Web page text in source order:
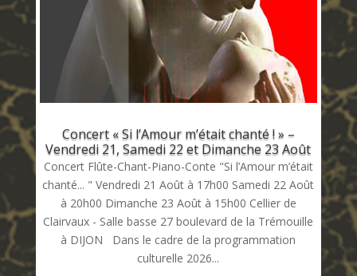
Concert « Si l’Amour m’était chanté ! » –
Vendredi 21, Samedi 22 et Dimanche 23 Août
Concert Flûte-Chant-Piano-Conte "Si l’Amour m’était
chanté... " Vendredi 21 Août à 17h00 Samedi 22 Août
à 20h00 Dimanche 23 Août à 15h00 Cellier de
Clairvaux - Salle basse 27 boulevard de la Trémouille
à DIJON Dans le cadre de la programmation
culturelle 2026...